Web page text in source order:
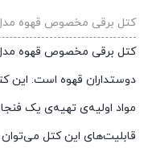
کتل برقی مخصوص قهوه مدل
کتل برقی مخصوص قهوه
دوستداران قهوه است. این
مواد اولیه‌ی تهیه‌ی یک
قابلیت‌های این کتل